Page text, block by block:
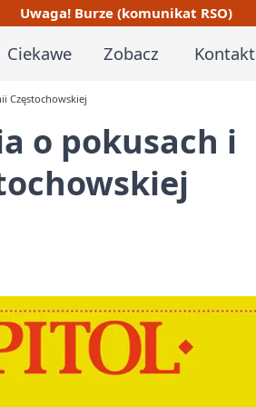
Uwaga! Burze (komunikat RSO)
Ciekawe Zobacz Kontakt
Częstochowskiej
o pokusach i